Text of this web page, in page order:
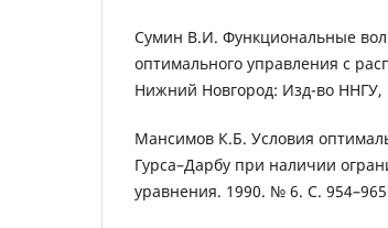
Сумин В.И. Функциональные
оптимального управления с
Нижний Новгород: Изд-во ННГУ,
Мансимов К.Б. Условия
Гурса–Дарбу при наличии
уравнения. 1990. № 6. C.